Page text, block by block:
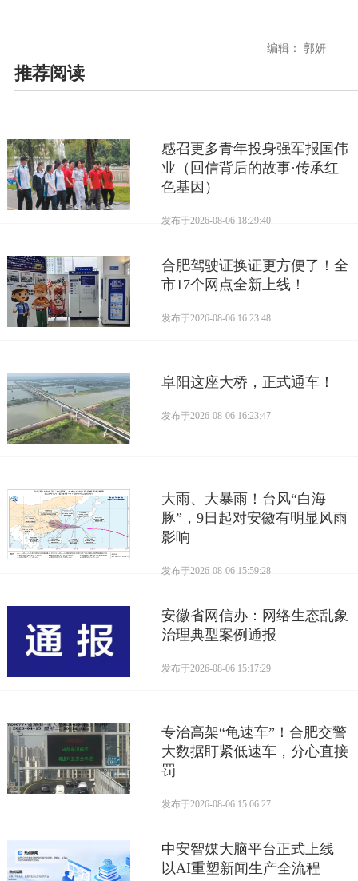
编辑： 郭妍
推荐阅读
感召更多青年投身强军报国伟
业（回信背后的故事·传承红
色基因）
发布于2026-08-06 18:29:40
合肥驾驶证换证更方便了！全
市17个网点全新上线！
发布于2026-08-06 16:23:48
阜阳这座大桥，正式通车！
发布于2026-08-06 16:23:47
大雨、大暴雨！台风“白海
豚”，9日起对安徽有明显风雨
影响
发布于2026-08-06 15:59:28
安徽省网信办：网络生态乱象
治理典型案例通报
发布于2026-08-06 15:17:29
专治高架“龟速车”！合肥交警
大数据盯紧低速车，分心直接
罚
发布于2026-08-06 15:06:27
中安智媒大脑平台正式上线
以AI重塑新闻生产全流程